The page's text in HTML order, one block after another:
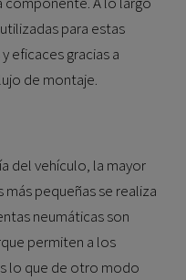
para estas
eficaces gracias a
de montaje.
del vehículo, la mayor
pequeñas se realiza
neumáticas son
permiten a los
lo que de otro modo